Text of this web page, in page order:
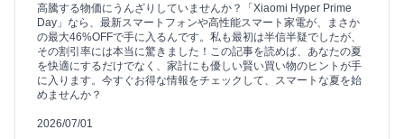
高騰する物価にうんざりしていませんか？「Xiaomi Hyper Prime
Day」なら、最新スマートフォンや高性能スマート家電が、まさか
の最大46%OFFで手に入るんです。私も最初は半信半疑でしたが、
その割引率には本当に驚きました！この記事を読めば、あなたの夏
を快適にするだけでなく、家計にも優しい賢い買い物のヒントが手
に入ります。今すぐお得な情報をチェックして、スマートな夏を始
めませんか？
2026/07/01